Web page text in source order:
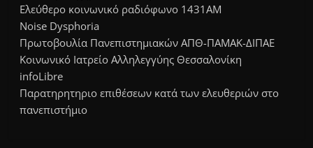
Ελεύθερο κοινωνικό ραδιόφωνο 1431AM
Noise Dysphoria
Πρωτοβουλία Πανεπιστημιακών ΑΠΘ-ΠΑΜΑΚ-ΔΙΠΑΕ
Κοινωνικό Ιατρείο Αλληλεγγύης Θεσσαλονίκη
infoLibre
Παρατηρητηριο επιθέσεων κατά των ελευθεριών στο
πανεπιστήμιο